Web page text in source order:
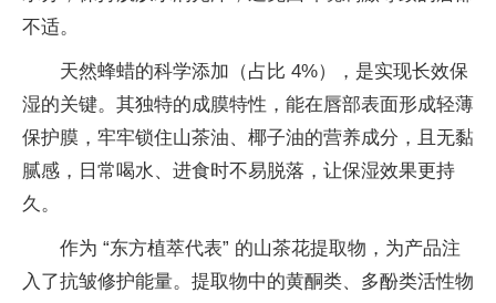
不适。
天然蜂蜡的科学添加（占比 4%），是实现长效保
湿的关键。其独特的成膜特性，能在唇部表面形成轻薄
保护膜，牢牢锁住山茶油、椰子油的营养成分，且无黏
腻感，日常喝水、进食时不易脱落，让保湿效果更持
久。
作为 “东方植萃代表” 的山茶花提取物，为产品注
入了抗皱修护能量。提取物中的黄酮类、多酚类活性物